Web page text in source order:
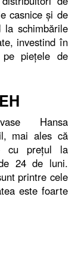
casnice și de
schimbările
investind în
pe piețele de
Hansa
mai ales că
cu prețul la
24 de luni.
printre cele
este foarte